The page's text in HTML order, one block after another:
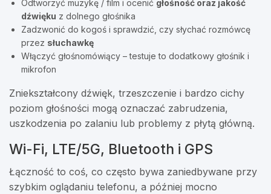
Odtworzyć muzykę / film i ocenić głośność oraz jakość
dźwięku z dolnego głośnika
Zadzwonić do kogoś i sprawdzić, czy słychać rozmówcę
przez słuchawkę
Włączyć głośnomówiący – testuje to dodatkowy głośnik i
mikrofon
Zniekształcony dźwięk, trzeszczenie i bardzo cichy
poziom głośności mogą oznaczać zabrudzenia,
uszkodzenia po zalaniu lub problemy z płytą główną.
Wi-Fi, LTE/5G, Bluetooth i GPS
Łączność to coś, co często bywa zaniedbywane przy
szybkim oglądaniu telefonu, a później mocno